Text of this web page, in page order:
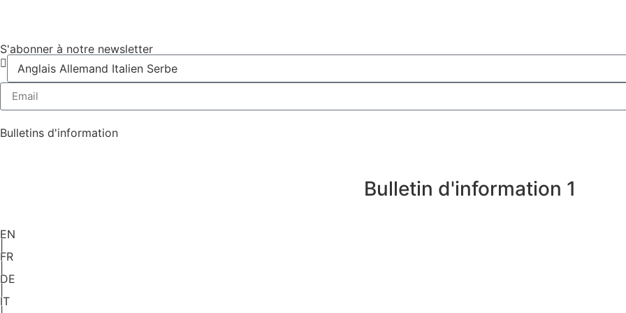
S'abonner à notre newsletter
Bulletins d'information
Bulletin d'information 1
EN
FR
DE
IT